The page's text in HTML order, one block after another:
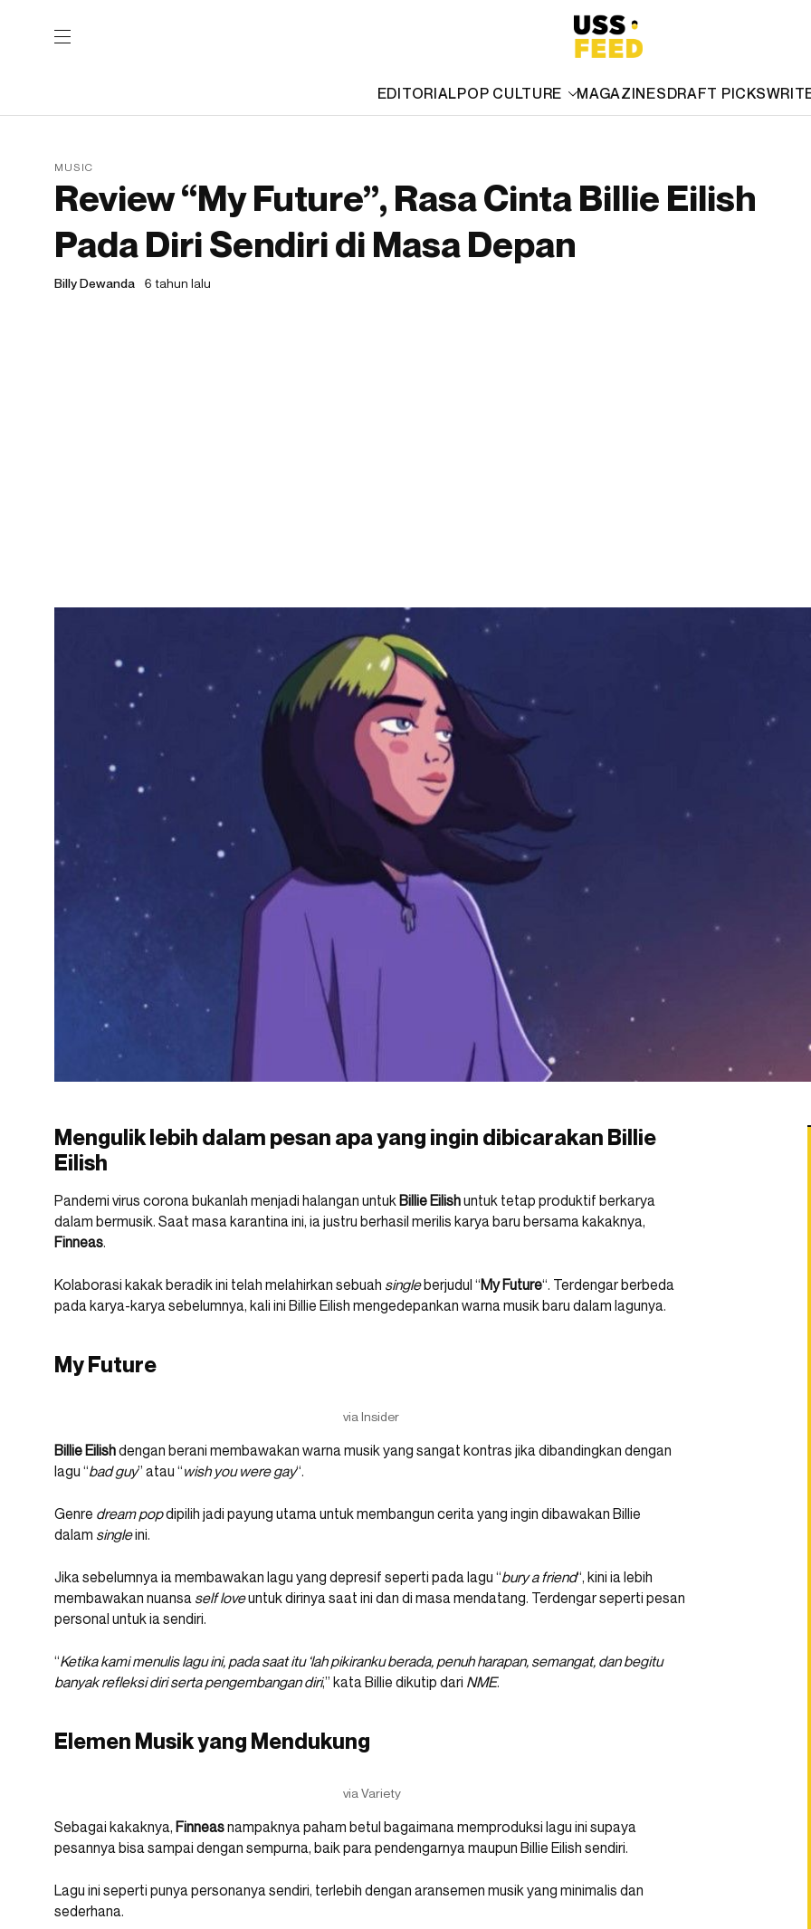
EDITORIALPOP CULTURE MAGAZINESDRAFT PICKS
MUSIC
Review “My Future”, Rasa Cinta Billie Eilish
Pada Diri Sendiri di Masa Depan
Billy Dewanda 6 tahun lalu
Mengulik lebih dalam pesan apa yang ingin dibicarakan Billie
Eilish
Pandemi virus corona bukanlah menjadi halangan untuk Billie Eilishuntuk tetap produktif berkarya
dalam bermusik. Saat masa karantina ini, ia justru berhasil merilis karya baru bersama kakaknya,
Finneas.
Kolaborasi kakak beradik ini telah melahirkan sebuah singleberjudul “My Future“. Terdengar berbeda
pada karya-karya sebelumnya, kali ini Billie Eilish mengedepankan warna musik baru dalam lagunya.
My Future
via Insider
Billie Eilishdengan berani membawakan warna musik yang sangat kontras jika dibandingkan dengan
lagu “bad guy” atau “wish you were gay“.
Genre dream popdipilih jadi payung utama untuk membangun cerita yang ingin dibawakan Billie
dalam singleini.
Jika sebelumnya ia membawakan lagu yang depresif seperti pada lagu “bury a friend“, kini ia lebih
membawakan nuansa self loveuntuk dirinya saat ini dan di masa mendatang. Terdengar seperti pesan
personal untuk ia sendiri.
“Ketika kami menulis lagu ini, pada saat itu ‘lah pikiranku berada, penuh harapan, semangat, dan begitu
banyak refleksi diri serta pengembangan diri,” kata Billie dikutip dari NME.
Elemen Musik yang Mendukung
via Variety
Sebagai kakaknya, Finneasnampaknya paham betul bagaimana memproduksi lagu ini supaya
pesannya bisa sampai dengan sempurna, baik para pendengarnya maupun Billie Eilish sendiri.
Lagu ini seperti punya personanya sendiri, terlebih dengan aransemen musik yang minimalis dan
sederhana.